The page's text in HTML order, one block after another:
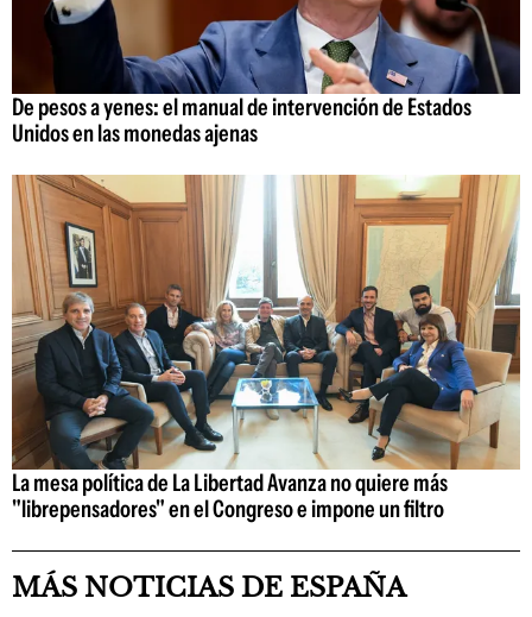
De pesos a yenes: el manual de intervención de Estados
Unidos en las monedas ajenas
La mesa política de La Libertad Avanza no quiere más
"librepensadores" en el Congreso e impone un filtro
MÁS NOTICIAS DE ESPAÑA